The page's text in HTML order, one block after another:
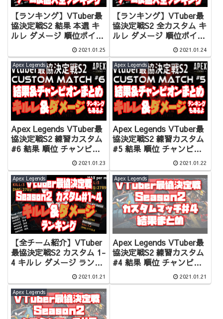
【ランキング】VTuber最
協決定戦S2 結果 本選 キ
ルレ ダメージ 順位ポイン
ト ランキング 全個人&チ
ーム分あり！【Apex
Legends】
2021.01.25
【ランキング】VTuber最
協決定戦S2 全カスタム キ
ルレ ダメージ 順位ポイン
ト ランキング 全個人&チ
ーム分あり！【Apex
Legends】
2021.01.24
Apex Legends
Apex Legends VTuber最
協決定戦S2 練習カスタム
#6 結果 順位 チャンピオ
ンシーン まとめ キルレ ダ
メージランキング
2021.01.23
Apex Legends
Apex Legends VTuber最
協決定戦S2 練習カスタム
#5 結果 順位 チャンピオ
ンシーン まとめ キルレ ダ
メージランキング
2021.01.22
Apex Legends
【全チーム紹介】VTuber
最協決定戦S2 カスタム 1-
4 キルレ ダメージ ランキ
ング 個人成績&紹介
【Apex Legends】
2021.01.21
Apex Legends
Apex Legends VTuber最
協決定戦S2 練習カスタム
#4 結果 順位 チャンピオ
2021.01.21
Apex Legends